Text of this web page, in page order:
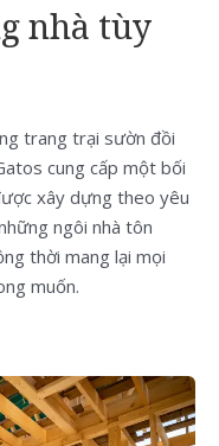
nhà tùy
trang trại sườn đồi
cung cấp một bối
xây dựng theo yêu
ngôi nhà tôn
thời mang lại mọi
muốn.